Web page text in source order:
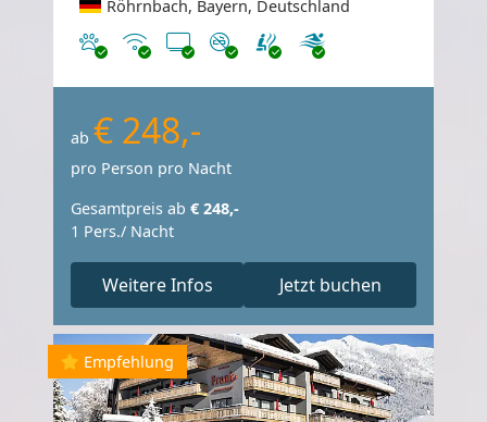
Röhrnbach, Bayern, Deutschland
Haustiere erlaubt
Internet
TV Nichtraucher
ab € 248,-
pro Person pro Nacht
Gesamtpreis ab € 248,-
1 Pers./ Nacht
Weitere Infos Jetzt buchen
Empfehlung